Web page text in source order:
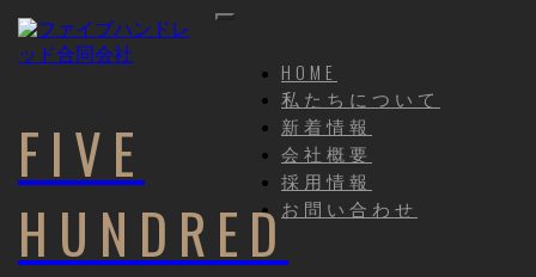
FIVE
HUNDRED
HOME
私たちについて
新着情報
会社概要
採用情報
お問い合わせ